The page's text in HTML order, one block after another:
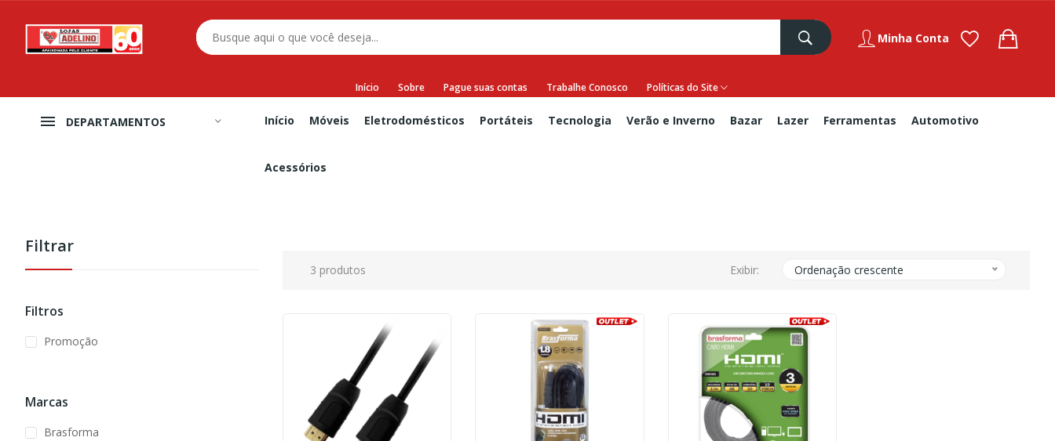
Minha Conta
Início Sobre Pague suas contas Trabalhe Conosco Políticas do Site
DEPARTAMENTOS Início Móveis Eletrodomésticos Portáteis Tecnologia Verão e Inverno Bazar Lazer Ferramentas Automotivo
Acessórios
3 produtos Exibir: Ordenação crescente
Filtrar
Filtros
Promoção
Marcas
Brasforma